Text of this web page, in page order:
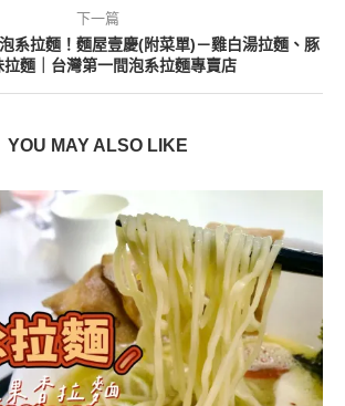
下一篇
泡系拉麵！麵屋壹慶(附菜單)－雞白湯拉麵、豚
拉麵｜台灣第一間泡系拉麵專賣店
YOU MAY ALSO LIKE